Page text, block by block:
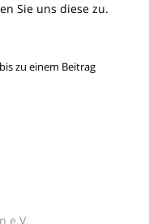
Sie uns diese zu.
zu einem Beitrag
e.V.